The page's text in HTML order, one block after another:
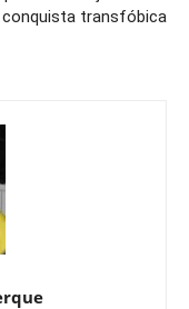
conquista transfóbica